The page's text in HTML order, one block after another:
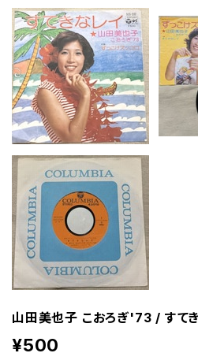
山田美也子 こおろぎ'73 / すて
¥500